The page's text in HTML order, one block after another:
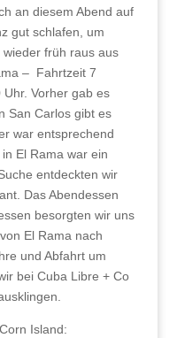
an diesem Abend auf
gut schlafen, um
früh raus aus
– Fahrtzeit 7
Vorher gab es
San Carlos gibt es
war entsprechend
El Rama war ein
entdeckten wir
Das Abendessen
besorgten wir uns
El Rama nach
und Abfahrt um
bei Cuba Libre + Co
Island: